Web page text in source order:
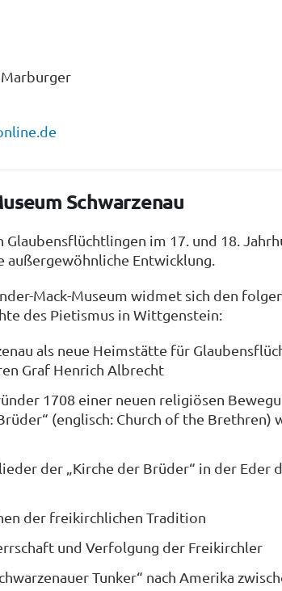
Schwarzenau
Glaubensflüchtlingen im 17. und 18.
außergewöhnliche Entwicklung.
Mack-Museum widmet sich den
des Pietismus in Wittgenstein:
als neue Heimstätte für
Graf Henrich Albrecht
1708 einer neuen religiösen
(englisch: Church of the Brethren)
der „Kirche der Brüder“ in der Eder
der freikirchlichen Tradition
und Verfolgung der Freikirchler
Tunker“ nach Amerika